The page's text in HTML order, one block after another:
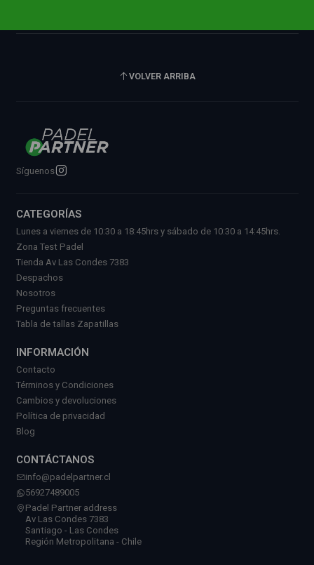
VOLVER ARRIBA
Síguenos
CATEGORÍAS
Lunes a viernes de 10:30 a 18:45hrs y sábado de 10:30 a 14:45hrs.
Zona Test Padel
Tienda Av Las Condes 7383
Despachos
Nosotros
Preguntas frecuentes
Tabla de tallas Zapatillas
INFORMACIÓN
Contacto
Términos y Condiciones
Cambios y devoluciones
Política de privacidad
Blog
CONTÁCTANOS
info@padelpartner.cl
56927489005
Padel Partner address
Av Las Condes 7383
Santiago - Las Condes
Región Metropolitana - Chile